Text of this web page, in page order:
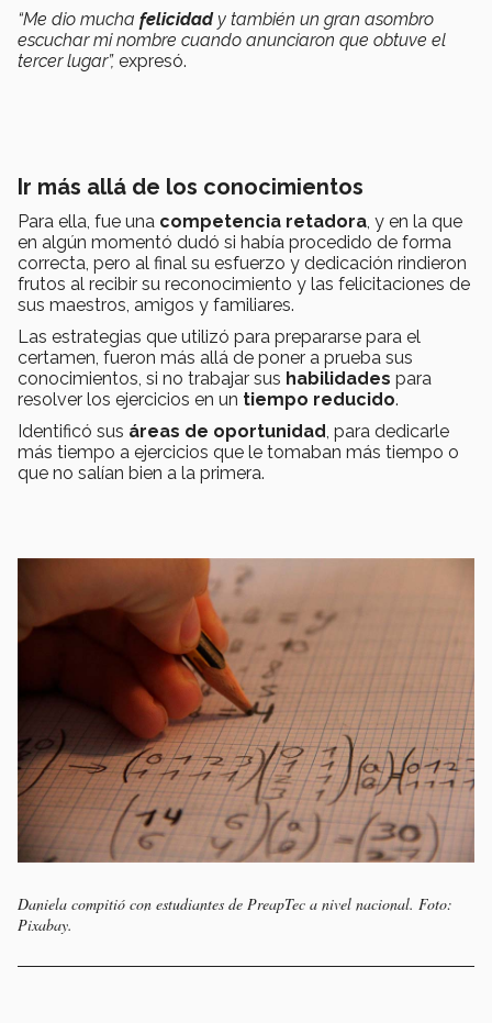
“Me dio mucha felicidady también un gran asombro
escuchar mi nombre cuando anunciaron que obtuve el
tercer lugar”, expresó.
Ir más allá de los conocimientos
Para ella, fue una competencia retadora, y en la que
en algún momentó dudó si había procedido de forma
correcta, pero al final su esfuerzo y dedicación rindieron
frutos al recibir su reconocimiento y las felicitaciones de
sus maestros, amigos y familiares.
Las estrategias que utilizó para prepararse para el
certamen, fueron más allá de poner a prueba sus
conocimientos, si no trabajar sus habilidades para
resolver los ejercicios en un tiempo reducido.
Identificó sus áreas de oportunidad, para dedicarle
más tiempo a ejercicios que le tomaban más tiempo o
que no salían bien a la primera.
Daniela compitió con estudiantes de PreapTec a nivel nacional. Foto:
Pixabay.